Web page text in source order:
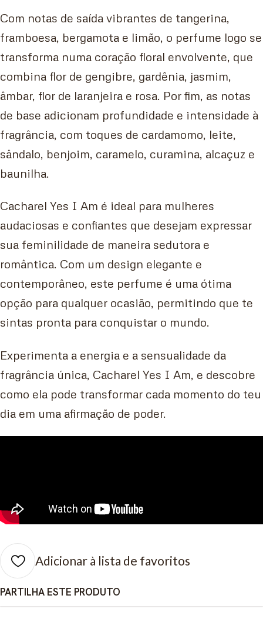
Com notas de saída vibrantes de tangerina,
framboesa, bergamota e limão, o perfume logo se
transforma numa coração floral envolvente, que
combina flor de gengibre, gardênia, jasmim,
âmbar, flor de laranjeira e rosa. Por fim, as notas
de base adicionam profundidade e intensidade à
fragrância, com toques de cardamomo, leite,
sândalo, benjoim, caramelo, curamina, alcaçuz e
baunilha.
Cacharel Yes I Am é ideal para mulheres
audaciosas e confiantes que desejam expressar
sua feminilidade de maneira sedutora e
romântica. Com um design elegante e
contemporâneo, este perfume é uma ótima
opção para qualquer ocasião, permitindo que te
sintas pronta para conquistar o mundo.
Experimenta a energia e a sensualidade da
fragrância única, Cacharel Yes I Am, e descobre
como ela pode transformar cada momento do teu
dia em uma afirmação de poder.
Adicionar à lista de favoritos
PARTILHA ESTE PRODUTO